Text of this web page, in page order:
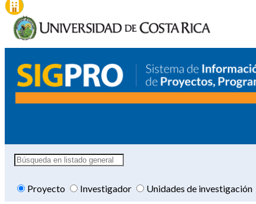
Proyecto Investigador Unidades de investigación